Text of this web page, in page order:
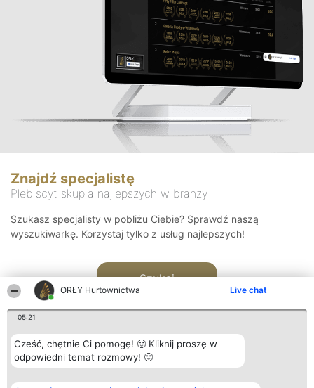
ORŁY Hurtownictwa Live chat
05:21
Cześć, chętnie Ci pomogę! 🙂 Kliknij proszę w
odpowiedni temat rozmowy! 🙂
Znajdź specjalistę
Plebiscyt skupia najlepszych w branży
Szukasz specjalisty w pobliżu Ciebie? Sprawdź naszą
wyszukiwarkę. Korzystaj tylko z usług najlepszych!
Szukaj
Organizator plebiscytu Plebiscyt Kontakt